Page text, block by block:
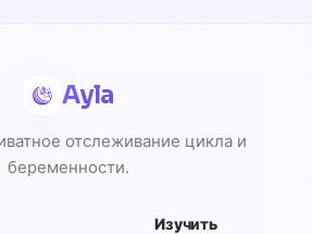
Ayla
отслеживание цикла и
беременности.
Изучить